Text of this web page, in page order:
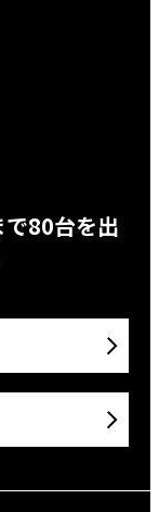
で80台を出